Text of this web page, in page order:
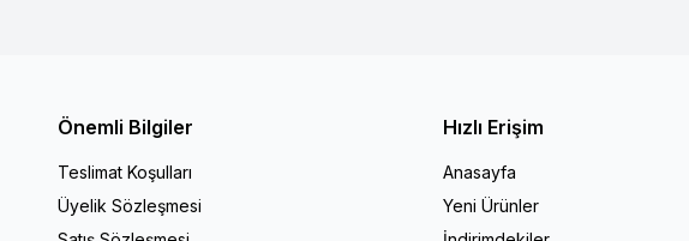
Önemli Bilgiler
Teslimat Koşulları
Üyelik Sözleşmesi
Hızlı Erişim
Anasayfa
Yeni Ürünler